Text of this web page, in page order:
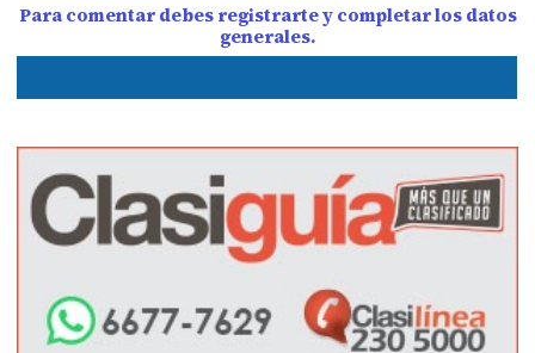
Para comentar debes registrarte y completar los datos
generales.